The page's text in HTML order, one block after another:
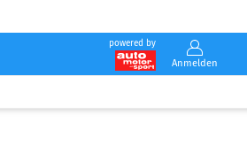
powered by
Anmelden